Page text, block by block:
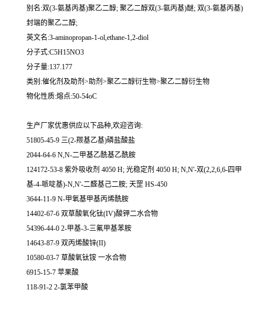
别名:双(3-氨基丙基)聚乙二醇; 聚乙二醇双(3-氨丙基)醚; 双(3-氨基丙基)
封端的聚乙二醇;
英文名:3-aminopropan-1-ol,ethane-1,2-diol
分子式:C5H15NO3
分子量:137.177
类别:催化剂及助剂>助剂>聚乙二醇衍生物>聚乙二醇衍生物
物化性质:熔点:50-54oC
生产厂家优惠供应以下品种,欢迎咨询:
51805-45-9 三(2-羰基乙基)磷盐酸盐
2044-64-6 N,N-二甲基乙酰基乙酰胺
124172-53-8 紫外吸收剂 4050 H; 光稳定剂 4050 H; N,N'-双(2,2,6,6-四甲
基-4-哌啶基)-N,N'-二醛基己二胺; 天罡 HS-450
3644-11-9 N-甲氧基甲基丙烯酰胺
14402-67-6 双草酸氧化钛(IV)酸钾二水合物
54396-44-0 2-甲基-3-三氟甲基苯胺
14643-87-9 双丙烯酸锌(II)
10580-03-7 草酸氧钛铵 一水合物
6915-15-7 苹果酸
118-91-2 2-氯苯甲酸